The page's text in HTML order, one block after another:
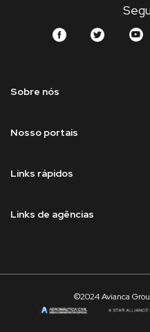
Sobre nós
Nosso portais
Links rápidos
Links de agências
©2024 Avianca